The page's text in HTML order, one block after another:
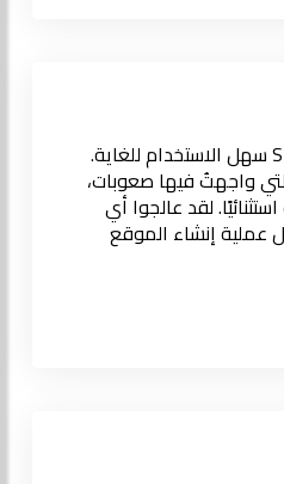
من تجربتي، يُعدّ SITE123 سهل الاستخدام للغاية.
واجهتُ فيها صعوبات،
لقد عالجوا أي
إنشاء الموقع